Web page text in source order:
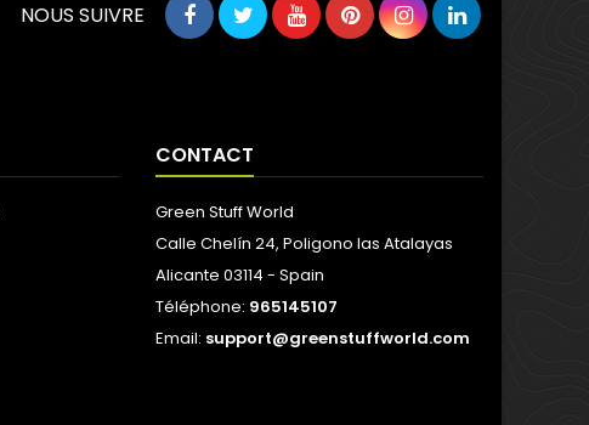
NOUS SUIVRE
CONTACT
Green Stuff World
Calle Chelín 24, Poligono las Atalayas
Alicante 03114 - Spain
Téléphone: 965145107
Email: support@greenstuffworld.com